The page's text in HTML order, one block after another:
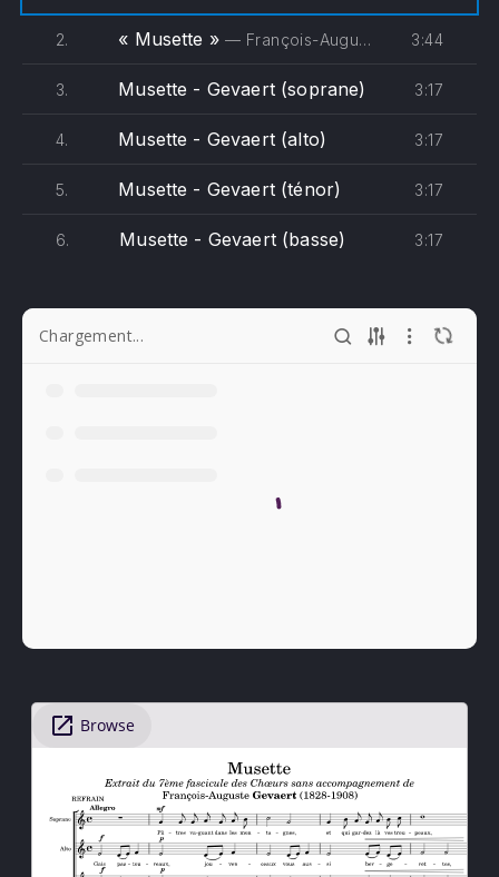
2. « Musette »— François-Auguste Gevaert - Chorale de la Collégiale Saint-André 3:44
3. Musette - Gevaert (soprane) 3:17
4. Musette - Gevaert (alto) 3:17
5. Musette - Gevaert (ténor) 3:17
6. Musette - Gevaert (basse) 3:17
Chargement...